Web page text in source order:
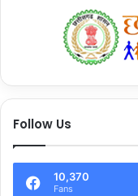
Follow Us
10,370
Fans